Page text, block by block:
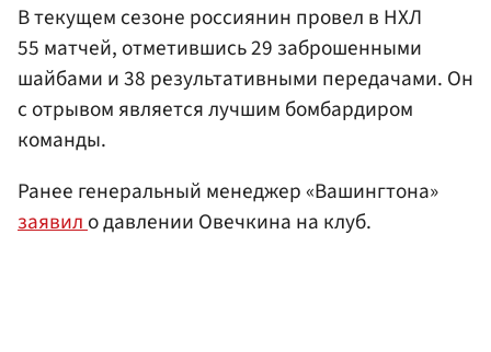
В текущем сезоне россиянин провел в НХЛ
55 матчей, отметившись 29 заброшенными
шайбами и 38 результативными передачами. Он
с отрывом является лучшим бомбардиром
команды.
Ранее генеральный менеджер «Вашингтона»
заявило давлении Овечкина на клуб.